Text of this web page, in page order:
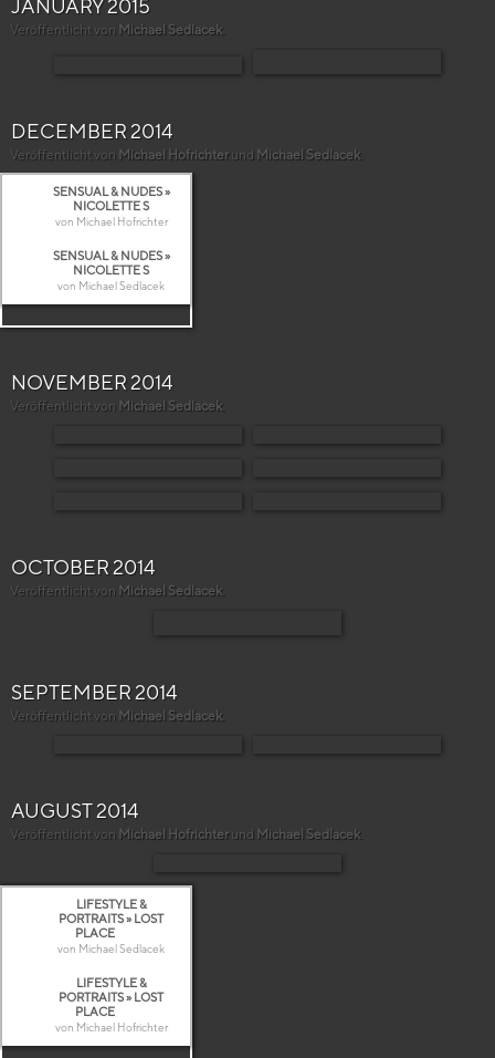
JANUARY 2015
Veröffentlicht von Michael Sedlacek
DECEMBER 2014
Veröffentlicht von Michael Hofrichterund Michael Sedlacek
SENSUAL & NUDES »
NICOLETTE S
von Michael Hofrichter
SENSUAL & NUDES »
NICOLETTE S
von Michael Sedlacek
NOVEMBER 2014
Veröffentlicht von Michael Sedlacek
OCTOBER 2014
Veröffentlicht von Michael Sedlacek
SEPTEMBER 2014
Veröffentlicht von Michael Sedlacek
AUGUST 2014
Veröffentlicht von Michael Hofrichterund Michael Sedlacek
LIFESTYLE &
PORTRAITS » LOST
PLACE
von Michael Sedlacek
LIFESTYLE &
PORTRAITS » LOST
PLACE
von Michael Hofrichter